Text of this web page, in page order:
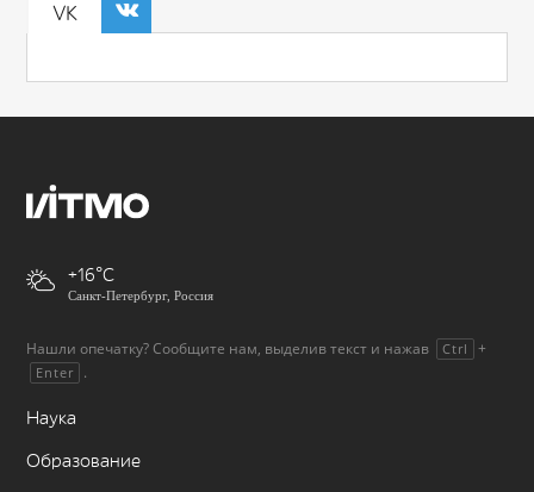
VK
+16
Санкт-Петербург, Россия
Нашли опечатку? Сообщите нам, выделив текст и нажав Ctrl +
Enter .
Наука
Образование